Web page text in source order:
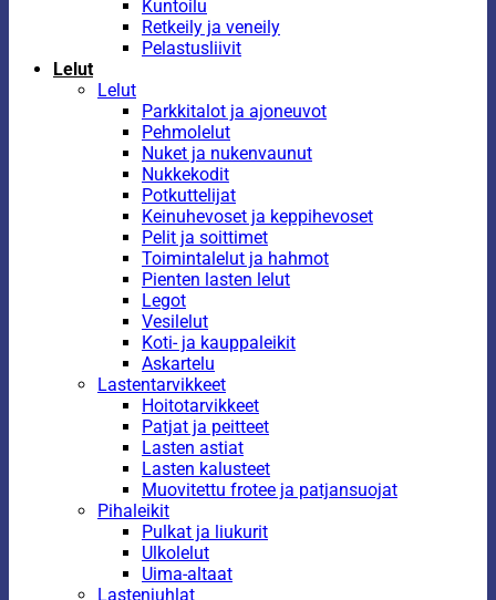
Kuntoilu
Retkeily ja veneily
Pelastusliivit
Lelut
Lelut
Parkkitalot ja ajoneuvot
Pehmolelut
Nuket ja nukenvaunut
Nukkekodit
Potkuttelijat
Keinuhevoset ja keppihevoset
Pelit ja soittimet
Toimintalelut ja hahmot
Pienten lasten lelut
Legot
Vesilelut
Koti- ja kauppaleikit
Askartelu
Lastentarvikkeet
Hoitotarvikkeet
Patjat ja peitteet
Lasten astiat
Lasten kalusteet
Muovitettu frotee ja patjansuojat
Pihaleikit
Pulkat ja liukurit
Ulkolelut
Uima-altaat
Lastenjuhlat